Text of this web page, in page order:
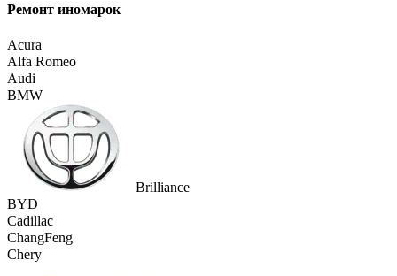
Ремонт иномарок
Acura
Alfa Romeo
Audi
BMW
Brilliance
BYD
Cadillac
ChangFeng
Chery